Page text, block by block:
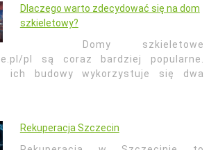
Dlaczego warto zdecydować się na dom
szkieletowy?
Domy szkieletowe
pl są coraz bardziej popularne.
ich budowy wykorzystuje się dwa
Rekuperacja Szczecin